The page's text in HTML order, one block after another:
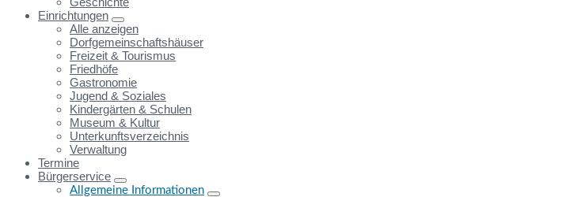
Einrichtungen
Alle anzeigen
Dorfgemeinschaftshäuser
Freizeit & Tourismus
Friedhöfe
Gastronomie
Jugend & Soziales
Kindergärten & Schulen
Museum & Kultur
Unterkunftsverzeichnis
Verwaltung
Termine
Bürgerservice
Allgemeine Informationen